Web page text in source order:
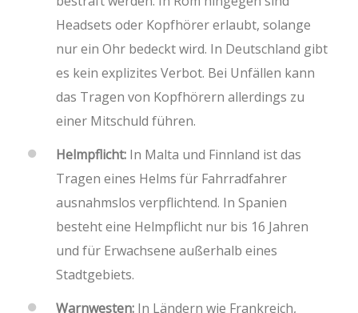
Headsets oder Kopfhörer erlaubt, solange
nur ein Ohr bedeckt wird. In Deutschland gibt
es kein explizites Verbot. Bei Unfällen kann
das Tragen von Kopfhörern allerdings zu
einer Mitschuld führen.
Helmpflicht: In Malta und Finnland ist das
Tragen eines Helms für Fahrradfahrer
ausnahmslos verpflichtend. In Spanien
besteht eine Helmpflicht nur bis 16 Jahren
und für Erwachsene außerhalb eines
Stadtgebiets.
Warnwesten: In Ländern wie Frankreich,